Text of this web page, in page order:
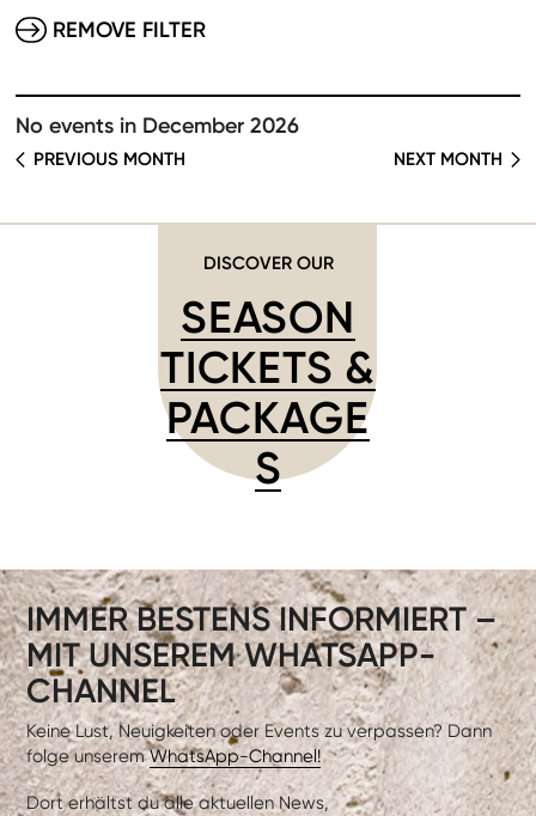
REMOVE FILTER
No events in December 2026
PREVIOUS MONTH NEXT MONTH
DISCOVER OUR
SEASON
TICKETS &
PACKAGE
S
IMMER BESTENS INFORMIERT –
MIT UNSEREM WHATSAPP-
CHANNEL
Keine Lust, Neuigkeiten oder Events zu verpassen? Dann
folge unseremWhatsApp-Channel!
Dort erhältst du alle aktuellen News,